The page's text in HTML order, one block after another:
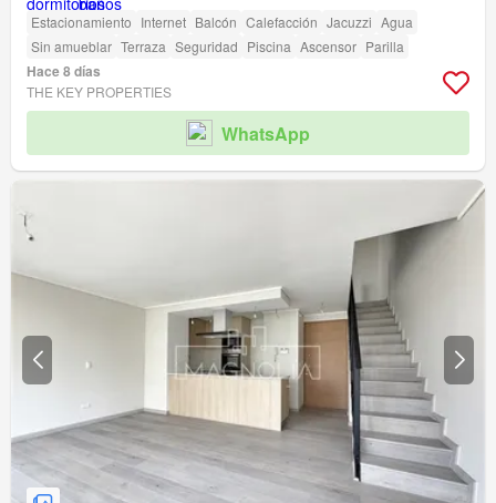
Estacionamiento Internet Balcón Calefacción Jacuzzi Agua
Sin amueblar Terraza Seguridad Piscina Ascensor Parilla
Hace 8 días
THE KEY PROPERTIES
WhatsApp